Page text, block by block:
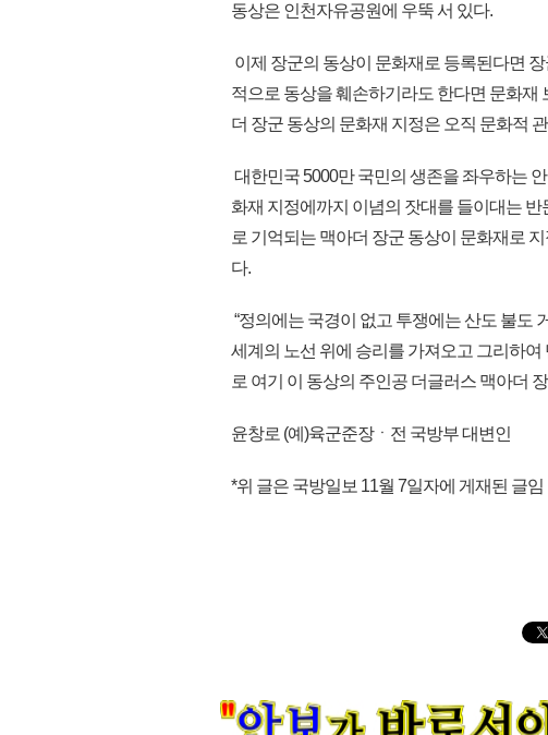
동상은 인천자유공원에 우뚝 서 있다.
이제 장군의 동상이 문화재로 등록된다면
적으로 동상을 훼손하기라도 한다면 문화재
더 장군 동상의 문화재 지정은 오직 문화적
대한민국 5000만 국민의 생존을 좌우하는
화재 지정에까지 이념의 잣대를 들이대는
로 기억되는 맥아더 장군 동상이 문화재로
다.
“정의에는 국경이 없고 투쟁에는 산도 불도
세계의 노선 위에 승리를 가져오고 그리하
로 여기 이 동상의 주인공 더글러스 맥아더
윤창로 (예)육군준장ㆍ전 국방부 대변인
*위 글은 국방일보 11월 7일자에 게재된 글임